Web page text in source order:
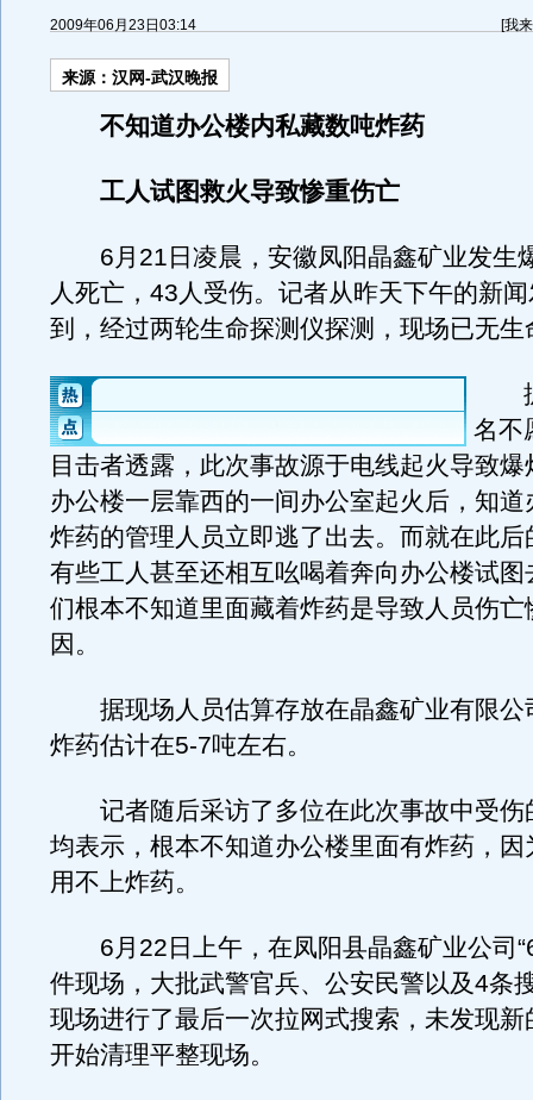
2009年06月23日03:14 [我
来源： 汉网-武汉晚报
不知道办公楼内私藏数吨炸药
工人试图救火导致惨重伤亡
6月21日凌晨，安徽凤阳晶鑫矿业发生
人死亡，43人受伤。记者从昨天下午的新
到，经过两轮生命探测仪探测，现场已无生
据
名不
目击者透露，此次事故源于电线起火导致
办公楼一层靠西的一间办公室起火后，知道
炸药的管理人员立即逃了出去。而就在此后
有些工人甚至还相互吆喝着奔向办公楼试图
们根本不知道里面藏着炸药是导致人员伤亡
因。
据现场人员估算存放在晶鑫矿业有限公
炸药估计在5-7吨左右。
记者随后采访了多位在此次事故中受伤
均表示，根本不知道办公楼里面有炸药，因
用不上炸药。
6月22日上午，在凤阳县晶鑫矿业公司
件现场，大批武警官兵、公安民警以及4条
现场进行了最后一次拉网式搜索，未发现新
开始清理平整现场。